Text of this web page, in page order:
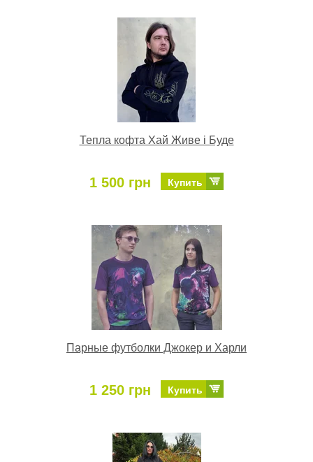
Тепла кофта Хай Живе і Буде
1 500 грн Купить
Парные футболки Джокер и Харли
1 250 грн Купить